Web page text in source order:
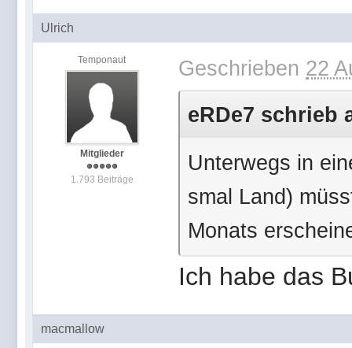
Ulrich
Temponaut
Mitglieder
1.793 Beiträge
Geschrieben 22
eRDe7 schrieb
Unterwegs in
smal Land)
Monats
Ich habe das
macmallow